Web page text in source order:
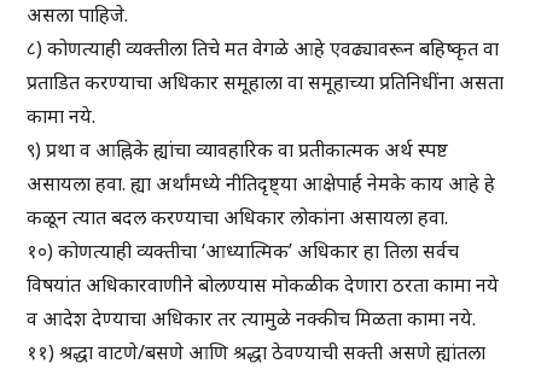
असला पाहिजे.
८) कोणत्याही व्यक्तीला तिचे मत वेगळे आहे एवढ्यावरून बहिष्कृत वा
प्रताडित करण्याचा अधिकार समूहाला वा समूहाच्या प्रतिनिधींना असता
कामा नये.
९) प्रथा व आह्निके ह्यांचा व्यावहारिक वा प्रतीकात्मक अर्थ स्पष्ट
असायला हवा. ह्या अर्थांमध्ये नीतिदृष्ट्या आक्षेपार्ह नेमके काय आहे हे
कळून त्यात बदल करण्याचा अधिकार लोकांना असायला हवा.
१०) कोणत्याही व्यक्तीचा ‘आध्यात्मिक’ अधिकार हा तिला सर्वच
विषयांत अधिकारवाणीने बोलण्यास मोकळीक देणारा ठरता कामा नये
व आदेश देण्याचा अधिकार तर त्यामुळे नक्कीच मिळता कामा नये.
११) श्रद्धा वाटणे/बसणे आणि श्रद्धा ठेवण्याची सक्ती असणे ह्यांतला